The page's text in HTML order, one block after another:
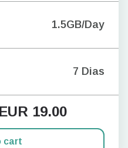
1.5GB/Day
7 Dias
EUR 19.00
cart